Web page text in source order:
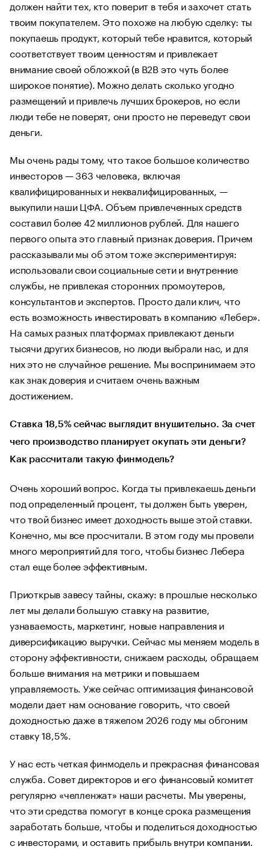
должен найти тех, кто поверит в тебя и захочет стать
твоим покупателем. Это похоже на любую сделку: ты
покупаешь продукт, который тебе нравится, который
соответствует твоим ценностям и привлекает
внимание своей обложкой (в B2B это чуть более
широкое понятие). Можно делать сколько угодно
размещений и привлечь лучших брокеров, но если
люди тебе не поверят, они просто не переведут свои
деньги.
Мы очень рады тому, что такое большое количество
инвесторов — 363 человека, включая
квалифицированных и неквалифицированных, —
выкупили наши ЦФА. Объем привлеченных средств
составил более 42 миллионов рублей. Для нашего
первого опыта это главный признак доверия. Причем
рассказывали мы об этом тоже экспериментируя:
использовали свои социальные сети и внутренние
службы, не привлекая сторонних промоутеров,
консультантов и экспертов. Просто дали клич, что
есть возможность инвестировать в компанию «Лебер».
На самых разных платформах привлекают деньги
тысячи других бизнесов, но люди выбрали нас, и для
них это не случайное решение. Мы воспринимаем это
как знак доверия и считаем очень важным
достижением.
Ставка 18,5% сейчас выглядит внушительно. За счет
чего производство планирует окупать эти деньги?
Как рассчитали такую финмодель?
Очень хороший вопрос. Когда ты привлекаешь деньги
под определенный процент, ты должен быть уверен,
что твой бизнес имеет доходность выше этой ставки.
Конечно, мы все просчитали. В этом году мы провели
много мероприятий для того, чтобы бизнес Лебера
стал еще более эффективным.
Приоткрыв завесу тайны, скажу: в прошлые несколько
лет мы делали большую ставку на развитие,
узнаваемость, маркетинг, новые направления и
диверсификацию выручки. Сейчас мы меняем модель в
сторону эффективности, снижаем расходы, обращаем
больше внимания на метрики и повышаем
управляемость. Уже сейчас оптимизация финансовой
модели дает нам основание говорить, что своей
доходностью даже в тяжелом 2026 году мы обгоним
ставку 18,5%.
У нас есть четкая финмодель и прекрасная финансовая
служба. Совет директоров и его финансовый комитет
регулярно «челленжат» наши расчеты. Мы уверены,
что эти средства помогут в конце срока размещения
заработать больше, чтобы и поделиться доходностью
с инвесторами, и оставить прибыль внутри компании.